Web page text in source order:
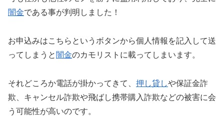
闇金である事が判明しました！
お申込みはこちらというボタンから個人情報を記入して送
ってしまうと 闇金のカモリストに載ってしまいます。
それどころか電話が掛かってきて、 押し貸しや保証金詐
欺、キャンセル詐欺や飛ばし携帯購入詐欺などの被害に会
う可能性が高いのです。